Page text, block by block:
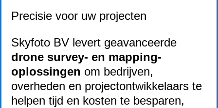
Precisie voor uw projecten
Skyfoto BV levert geavanceerde
drone survey- en mapping-
oplossingen om bedrijven,
overheden en projectontwikkelaars te
helpen tijd en kosten te besparen,